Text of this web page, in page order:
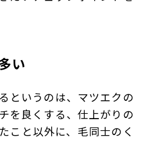
い
というのは、マツエクの
を良くする、仕上がりの
こと以外に、毛同士のく